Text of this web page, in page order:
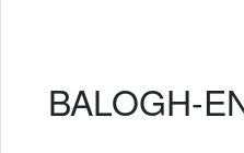
BALOGH-